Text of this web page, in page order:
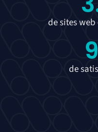
de sites
de